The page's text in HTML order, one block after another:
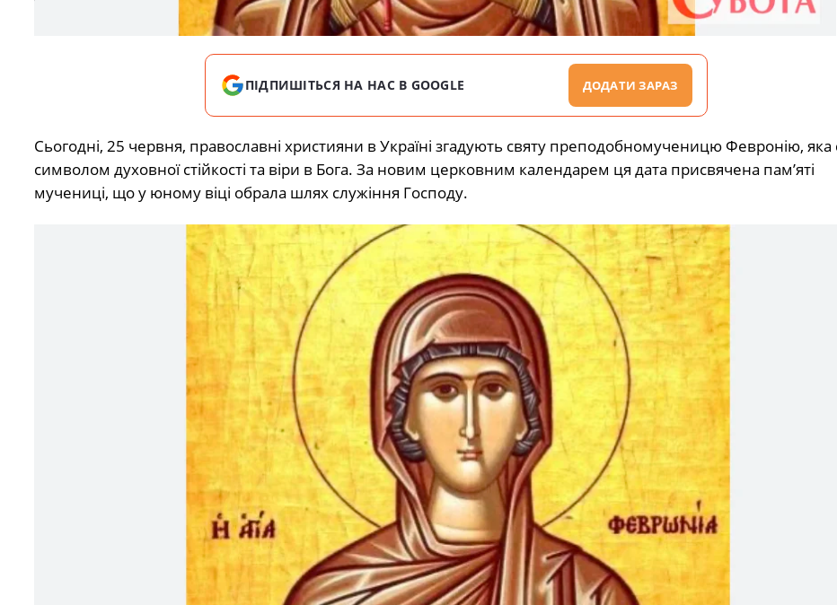
ПІДПИШІТЬСЯ НА НАС В GOOGLE ДОДАТИ ЗАРАЗ
Сьогодні, 25 червня, православні християни в Україні згадують святу преподобномученицю Февронію, яка
символом духовної стійкості та віри в Бога. За новим церковним календарем ця дата присвячена пам’яті
мучениці, що у юному віці обрала шлях служіння Господу.